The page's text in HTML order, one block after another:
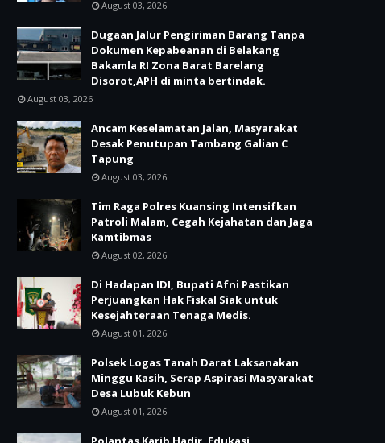
August 03, 2026
Dugaan Jalur Pengiriman Barang Tanpa
Dokumen Kepabeanan di Belakang
Bakamla RI Zona Barat Barelang
Disorot,APH di minta bertindak.
August 03, 2026
Ancam Keselamatan Jalan, Masyarakat
Desak Penutupan Tambang Galian C
Tapung
August 03, 2026
Tim Raga Polres Kuansing Intensifkan
Patroli Malam, Cegah Kejahatan dan Jaga
Kamtibmas
August 02, 2026
Di Hadapan IDI, Bupati Afni Pastikan
Perjuangkan Hak Fiskal Siak untuk
Kesejahteraan Tenaga Medis.
August 01, 2026
Polsek Logas Tanah Darat Laksanakan
Minggu Kasih, Serap Aspirasi Masyarakat
Desa Lubuk Kebun
August 01, 2026